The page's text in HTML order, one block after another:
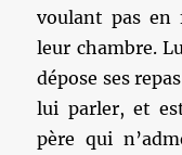
voulant pas en
leur chambre.
dépose ses
lui parler, et
père qui